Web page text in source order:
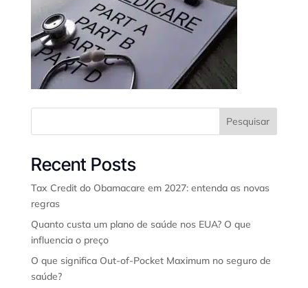
Pesquisar
Recent Posts
Tax Credit do Obamacare em 2027: entenda as novas
regras
Quanto custa um plano de saúde nos EUA? O que
influencia o preço
O que significa Out-of-Pocket Maximum no seguro de
saúde?